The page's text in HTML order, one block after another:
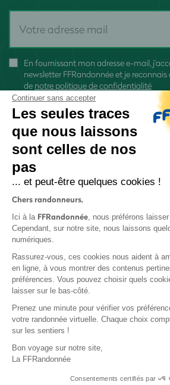
En fournissant mon adresse e-mail,
newsletter FFRandonnée et je
de notre politique de confidentialité
Protection des
Politique de
Base documentaire
Continuer sans accepter
Les seules traces
que nous laissons
sont celles de nos
pas
... et peut-être quelques cookies !
Chers randonneurs,
Ici à la FFRandonnée, nous préférons
Cependant, sur notre site, nous laissons
numériques.
Rassurez-vous, ces cookies nous aident à
en ligne, à vous montrer des contenus
préférences. Vous pouvez choisir quels
laisser sur le bas-côté.
Prenez une minute pour vérifier vos
votre randonnée virtuelle. Chaque choix
sur les sentiers !
Bon voyage sur notre site,
La FFRandonnée
Consentements certifiés par